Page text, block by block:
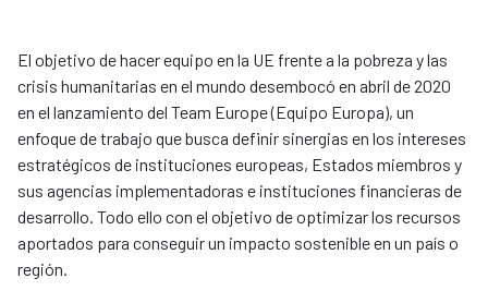
El objetivo de hacer equipo en la UE frente a la pobreza y las
crisis humanitarias en el mundo desembocó en abril de 2020
en el lanzamiento del Team Europe (Equipo Europa), un
enfoque de trabajo que busca definir sinergias en los intereses
estratégicos de instituciones europeas, Estados miembros y
sus agencias implementadoras e instituciones financieras de
desarrollo. Todo ello con el objetivo de optimizar los recursos
aportados para conseguir un impacto sostenible en un país o
región.